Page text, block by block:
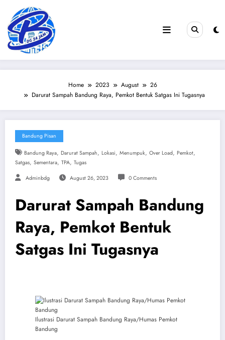
content
Home 2023 August
26
Darurat Sampah Bandung Raya, Pemkot Bentuk Satgas Ini Tugasnya
Bandung Pisan
Bandung Raya, Darurat Sampah, Lokasi, Menumpuk, Over Load, Pemkot,
Satgas, Sementara, TPA, Tugas
Adminbdg August 26, 2023 0 Comments
Darurat Sampah Bandung
Raya, Pemkot Bentuk
Satgas Ini Tugasnya
Ilustrasi Darurat Sampah Bandung Raya/Humas Pemkot
Bandung